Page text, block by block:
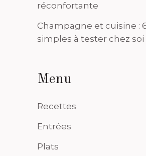
réconfortante
Champagne et cuisine :
simples à tester chez soi
Menu
Recettes
Entrées
Plats